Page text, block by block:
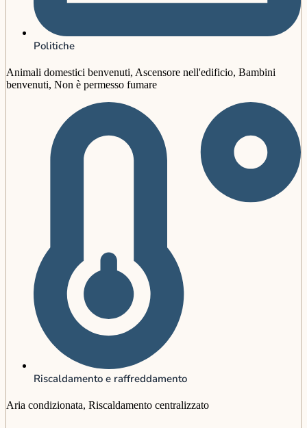
Politiche
Animali domestici benvenuti, Ascensore nell'edificio, Bambini
benvenuti, Non è permesso fumare
Riscaldamento e raffreddamento
Aria condizionata, Riscaldamento centralizzato